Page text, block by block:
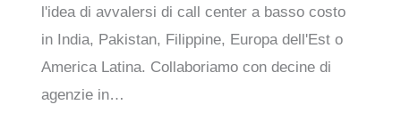
l'idea di avvalersi di call center a basso costo
in India, Pakistan, Filippine, Europa dell'Est o
America Latina. Collaboriamo con decine di
agenzie in…